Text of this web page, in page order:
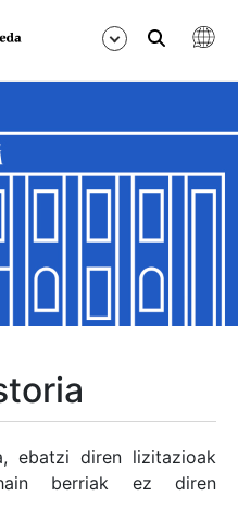
ebatzi diren lizitazioak
berriak ez diren